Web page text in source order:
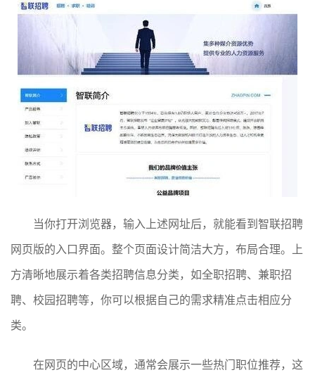
当你打开浏览器，输入上述网址后，就能看到智联招聘
网页版的入口界面。整个页面设计简洁大方，布局合理。上
方清晰地展示着各类招聘信息分类，如全职招聘、兼职招
聘、校园招聘等，你可以根据自己的需求精准点击相应分
类。
在网页的中心区域，通常会展示一些热门职位推荐，这